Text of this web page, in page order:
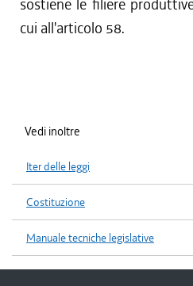
sostiene le filiere
cui all'articolo 58.
Vedi inoltre
Iter delle leggi
Costituzione
Manuale tecniche legislative